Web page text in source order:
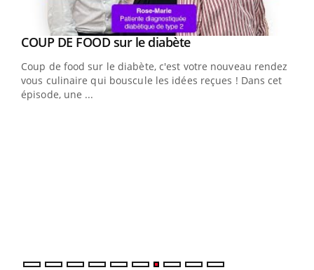
Youtube
COUP DE FOOD sur le diabèteYoutube
Coup de food sur le diabète, c'est votre nouveau rendez-
vous culinaire qui bouscule les idées reçues ! Dans cet
épisode, une ...